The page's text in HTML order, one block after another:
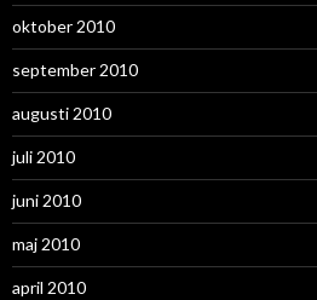
oktober 2010
september 2010
augusti 2010
juli 2010
juni 2010
maj 2010
april 2010